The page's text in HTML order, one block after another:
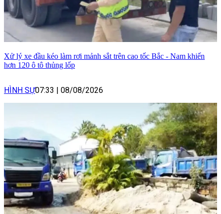
Xử lý xe đầu kéo làm rơi mảnh sắt trên cao tốc Bắc - Nam khiến
hơn 120 ô tô thủng lốp
HÌNH SỰ07:33 | 08/08/2026